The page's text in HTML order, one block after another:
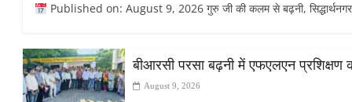
Published on: August 9, 2026 गुरु जी की कलम से बढ़नी, सिद्धार्थनगर
बीआरसी परसा बढ़नी में एफएलएन
August 9, 2026